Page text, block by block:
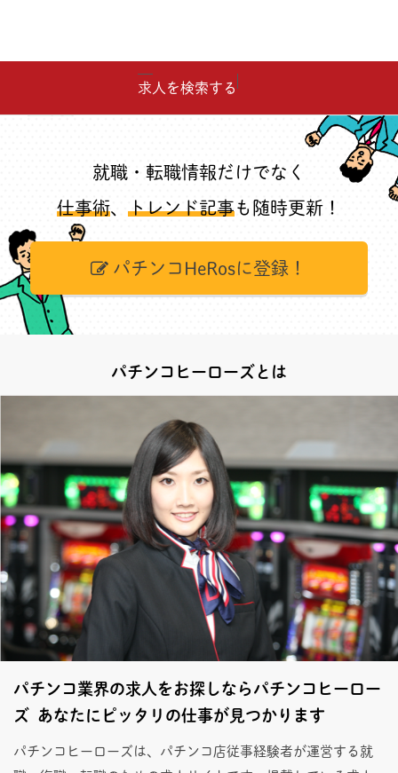
求人を検索する
就職・転職情報だけでなく
仕事術、 トレンド記事も随時更新！
パチンコHeRosに登録！
パチンコヒーローズとは
パチンコ業界の求人をお探しならパチンコヒーロー
ズ あなたにピッタリの仕事が見つかります
パチンコヒーローズは、パチンコ店従事経験者が運営する就